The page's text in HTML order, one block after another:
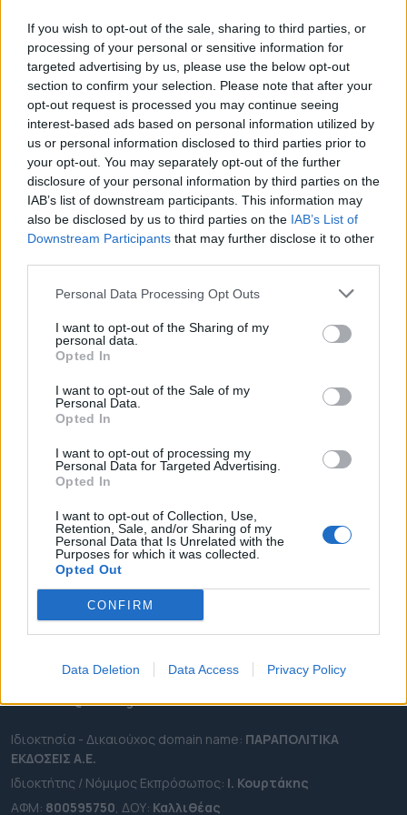
If you wish to opt-out of the sale, sharing to third parties, or
processing of your personal or sensitive information for
targeted advertising by us, please use the below opt-out
section to confirm your selection. Please note that after your
opt-out request is processed you may continue seeing
interest-based ads based on personal information utilized by
us or personal information disclosed to third parties prior to
your opt-out. You may separately opt-out of the further
disclosure of your personal information by third parties on the
IAB’s list of downstream participants. This information may
also be disclosed by us to third parties on the IAB’s List of
Downstream Participants that may further disclose it to other
Personal Data Processing Opt Outs
I want to opt-out of the Sharing of my
personal data.
Opted In
I want to opt-out of the Sale of my
Personal Data.
Opted In
I want to opt-out of processing my
Personal Data for Targeted Advertising.
Opted In
I want to opt-out of Collection, Use,
Retention, Sale, and/or Sharing of my
Personal Data that Is Unrelated with the
Purposes for which it was collected.
Opted Out
CONFIRM
Data Deletion Data Access Privacy Policy
Η Κεντρική Ένωση Δήμων Ελλάδας (ΚΕΔΕ) παρέλαβε
από το Υπουργείο Εσωτερικών τα αρχικά τεύχη του
νέου Κώδικα Αυτοδιοίκησης, ενόψει της Έκτακτης
Γενικής Συνέλευσης της ΚΕΔΕ, που θα
πραγματοποιηθεί την Τετάρτη 17 Δεκεμβρίου 2025,
στις 9:30 π.μ., στο ξενοδοχείο CARAVEL. Η
συνεδρίαση θα έχει μοναδικό θέμα τη συζήτηση και
λήψη απόφασης επί του περιεχομένου του Κώδικα.
[…]
01.12.2025 - 16.25
ΕΠΙΚΑΙΡΟΤΗΤΑ
ΠΕΡΙΦΕΡΕΙΕΣ
OTA LEAKS
ΑΠΟΨΕΙΣ
ΠΡΟΣΛΗΨΕΙΣ
e-ota.gr | Ταυτότητα
Ταχ. Διεύθυνση:Λεωφόρος Ανδρέα Συγγρού 188, 17671,
2111091100
Εmail:info@e-ota.gr
Ιδιοκτησία - Δικαιούχος domain name: ΠΑΡΑΠΟΛΙΤΙΚΑ
ΕΚΔΟΣΕΙΣ A.E.
Ιδιοκτήτης / Νόμιμος Εκπρόσωπος: Ι. Κουρτάκης
ΑΦΜ: 800595750 , ΔΟΥ: Καλλιθέας